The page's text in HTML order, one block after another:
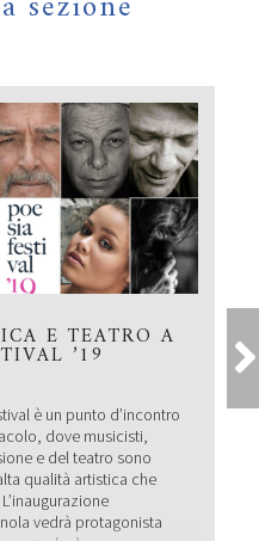
E TEATRO A
’19
è un punto d’incontro
dove musicisti,
e del teatro sono
qualità artistica che
vedrà protagonista